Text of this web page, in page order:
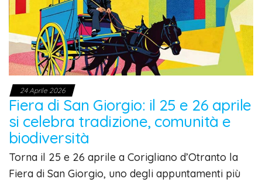
24 Aprile 2026
Fiera di San Giorgio: il 25 e 26 aprile
si celebra tradizione, comunità e
biodiversità
Torna il 25 e 26 aprile a Corigliano d’Otranto la
Fiera di San Giorgio, uno degli appuntamenti più